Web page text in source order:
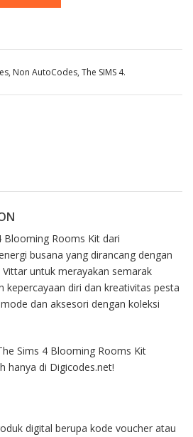
, Non AutoCodes, The SIMS 4.
Blooming Rooms Kit dari
busana yang dirancang dengan
untuk merayakan semarak
kepercayaan diri dan kreativitas pesta
dan aksesori dengan koleksi
Sims 4 Blooming Rooms Kit
hanya di Digicodes.net!
digital berupa kode voucher atau